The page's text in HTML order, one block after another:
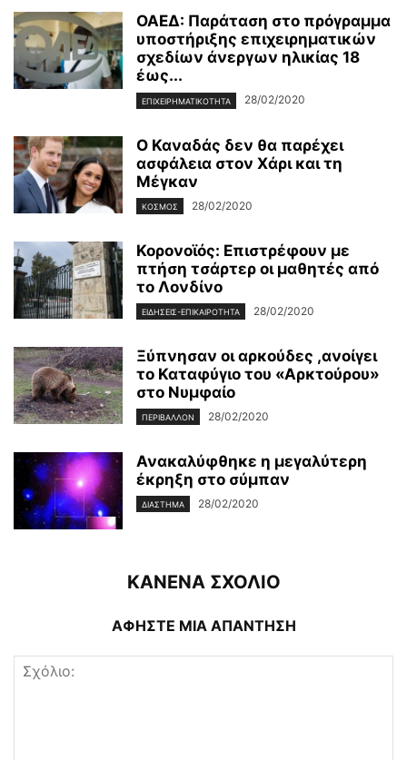
ΟΑΕΔ: Παράταση στο πρόγραμμα
υποστήριξης επιχειρηματικών
σχεδίων άνεργων ηλικίας 18
έως...
ΕΠΙΧΕΙΡΗΜΑΤΙΚΌΤΗΤΑ 28/02/2020
Ο Καναδάς δεν θα παρέχει
ασφάλεια στον Χάρι και τη
Μέγκαν
ΚΌΣΜΟΣ 28/02/2020
Κορονοϊός: Επιστρέφουν με
πτήση τσάρτερ οι μαθητές από
το Λονδίνο
ΕΙΔΉΣΕΙΣ-ΕΠΙΚΑΙΡΌΤΗΤΑ 28/02/2020
Ξύπνησαν οι αρκούδες ,ανοίγει
το Καταφύγιο του «Αρκτούρου»
στο Νυμφαίο
ΠΕΡΙΒΆΛΛΟΝ 28/02/2020
Ανακαλύφθηκε η μεγαλύτερη
έκρηξη στο σύμπαν
ΔΙΆΣΤΗΜΑ 28/02/2020
ΚΑΝΕΝΑ ΣΧΟΛΙΟ
ΑΦΗΣΤΕ ΜΙΑ ΑΠΑΝΤΗΣΗ